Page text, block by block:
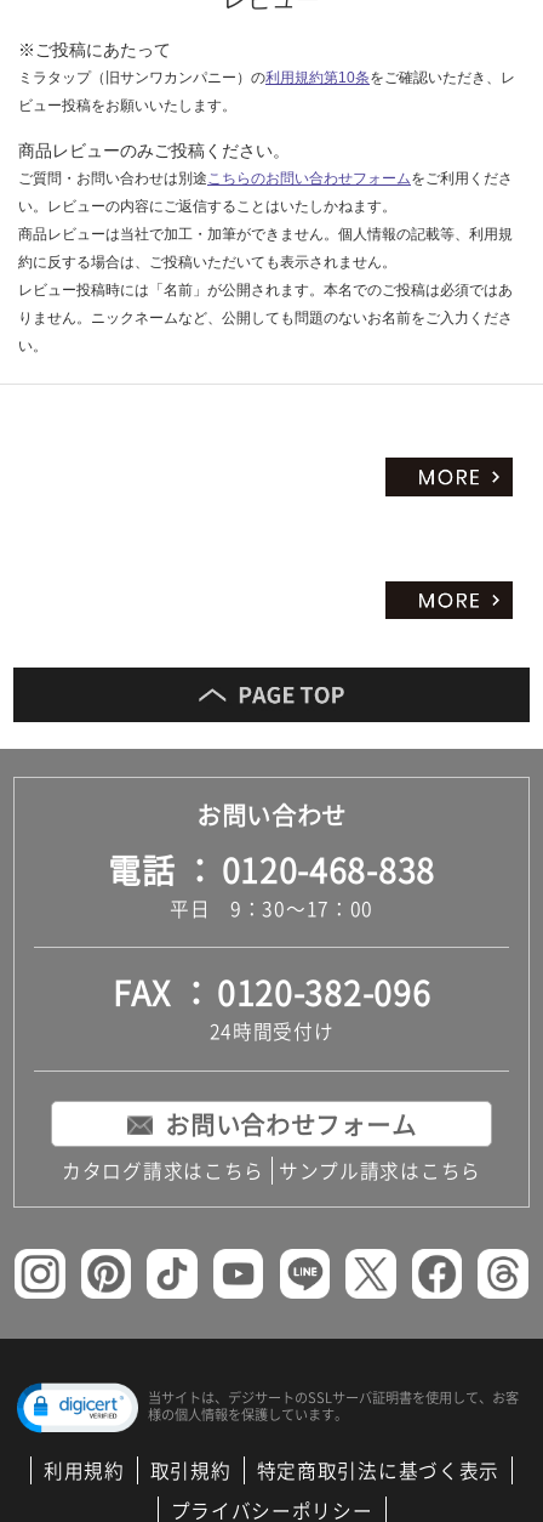
※ご投稿にあたって
ミラタップ（旧サンワカンパニー）の利用規約第10条をご確認いただき、レ
ビュー投稿をお願いいたします。
商品レビューのみご投稿ください。
ご質問・お問い合わせは別途こちらのお問い合わせフォームをご利用くださ
い。レビューの内容にご返信することはいたしかねます。
商品レビューは当社で加工・加筆ができません。個人情報の記載等、利用規
約に反する場合は、ご投稿いただいても表示されません。
レビュー投稿時には「名前」が公開されます。本名でのご投稿は必須ではあ
りません。ニックネームなど、公開しても問題のないお名前をご入力くださ
い。
お問い合わせ
電話 0120-468-838
平日 9：30～17：00
FAX 0120-382-096
24時間受付け
お問い合わせフォーム
カタログ請求はこちら サンプル請求はこちら
当サイトは、デジサートのSSLサーバ証明書を使用して、 お客
様の個人情報を保護しています。
利用規約 取引規約
特定商取引法に基づく表示
プライバシーポリシー